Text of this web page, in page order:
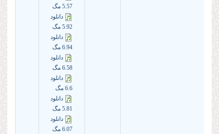
5.57 مگ
دانلود
5.92 مگ
دانلود
6.94 مگ
دانلود
6.58 مگ
دانلود
6.6 مگ
دانلود
5.81 مگ
دانلود
6.07 مگ